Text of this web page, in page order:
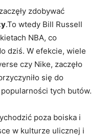
zdobywać
.To wtedy Bill ‍Russell
NBA, co
dziś. ⁢W efekcie, wiele
czy Nike, zaczęło⁤
się do
tych ‌butów.
poza boiska i
⁢w‌ kulturze ⁤ulicznej i